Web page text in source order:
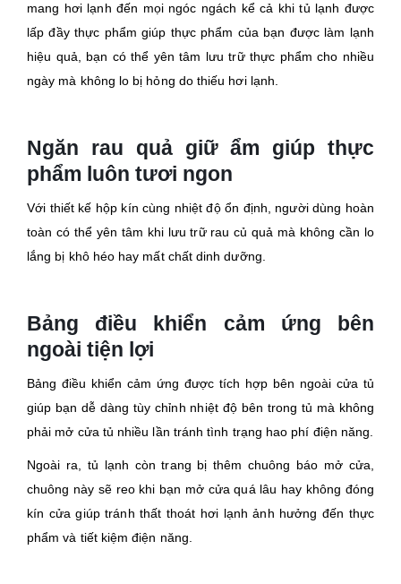
mang hơi lạnh đến mọi ngóc ngách kể cả khi tủ lạnh được
lấp đầy thực phẩm giúp thực phẩm của bạn được làm lạnh
hiệu quả, bạn có thể yên tâm lưu trữ thực phẩm cho nhiều
ngày mà không lo bị hỏng do thiếu hơi lạnh.
Ngăn rau quả giữ ẩm giúp thực
phẩm luôn tươi ngon
Với thiết kế hộp kín cùng nhiệt độ ổn định, người dùng hoàn
toàn có thể yên tâm khi lưu trữ rau củ quả mà không cần lo
lắng bị khô héo hay mất chất dinh dưỡng.
Bảng điều khiển cảm ứng bên
ngoài tiện lợi
Bảng điều khiển cảm ứng được tích hợp bên ngoài cửa tủ
giúp bạn dễ dàng tùy chỉnh nhiệt độ bên trong tủ mà không
phải mở cửa tủ nhiều lần tránh tình trạng hao phí điện năng.
Ngoài ra, tủ lạnh còn trang bị thêm chuông báo mở cửa,
chuông này sẽ reo khi bạn mở cửa quá lâu hay không đóng
kín cửa giúp tránh thất thoát hơi lạnh ảnh hưởng đến thực
phẩm và tiết kiệm điện năng.